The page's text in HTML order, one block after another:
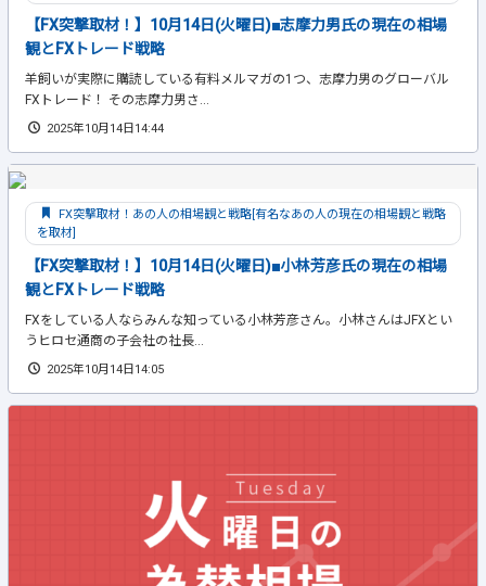
【FX突撃取材！】10月14日(火曜日)■志摩力男氏の現在の相場
観とFXトレード戦略
羊飼いが実際に購読している有料メルマガの1つ、志摩力男のグローバル
FXトレード！ その志摩力男さ...
2025年10月14日14:44
FX突撃取材！あの人の相場観と戦略[有名なあの人の現在の相場観と戦略
を取材]
【FX突撃取材！】10月14日(火曜日)■小林芳彦氏の現在の相場
観とFXトレード戦略
FXをしている人ならみんな知っている小林芳彦さん。小林さんはJFXとい
うヒロセ通商の子会社の社長...
2025年10月14日14:05